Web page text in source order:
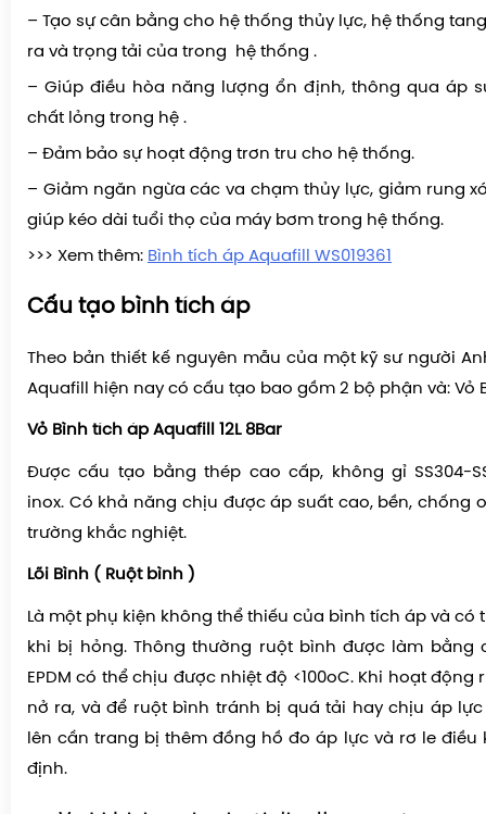
– Tạo sự cân bằng cho hệ thống thủy lực, hệ thống
ra và trọng tải của trong hệ thống .
– Giúp điều hòa năng lượng ổn định, thông qua áp
chất lỏng trong hệ .
– Đảm bảo sự hoạt động trơn tru cho hệ thống.
– Giảm ngăn ngừa các va chạm thủy lực, giảm rung
giúp kéo dài tuổi thọ của máy bơm trong hệ thống.
>>> Xem thêm: Bình tích áp Aquafill WS019361
Cấu tạo bình tích áp
Theo bản thiết kế nguyên mẫu của một kỹ sư người
Aquafill hiện nay có cấu tạo bao gồm 2 bộ phận và: Vỏ
Vỏ Bình tích áp Aquafill 12L 8Bar
Được cấu tạo bằng thép cao cấp, không gỉ SS304-
inox. Có khả năng chịu được áp suất cao, bền, chống
trường khắc nghiệt.
Lõi Bình ( Ruột bình )
Là một phụ kiện không thể thiếu của bình tích áp và có
khi bị hỏng. Thông thường ruột bình được làm bằng
EPDM có thể chịu được nhiệt độ <100oC. Khi hoạt động
nở ra, và để ruột bình tránh bị quá tải hay chịu áp
lên cần trang bị thêm đồng hồ đo áp lực và rơ le điều
định.